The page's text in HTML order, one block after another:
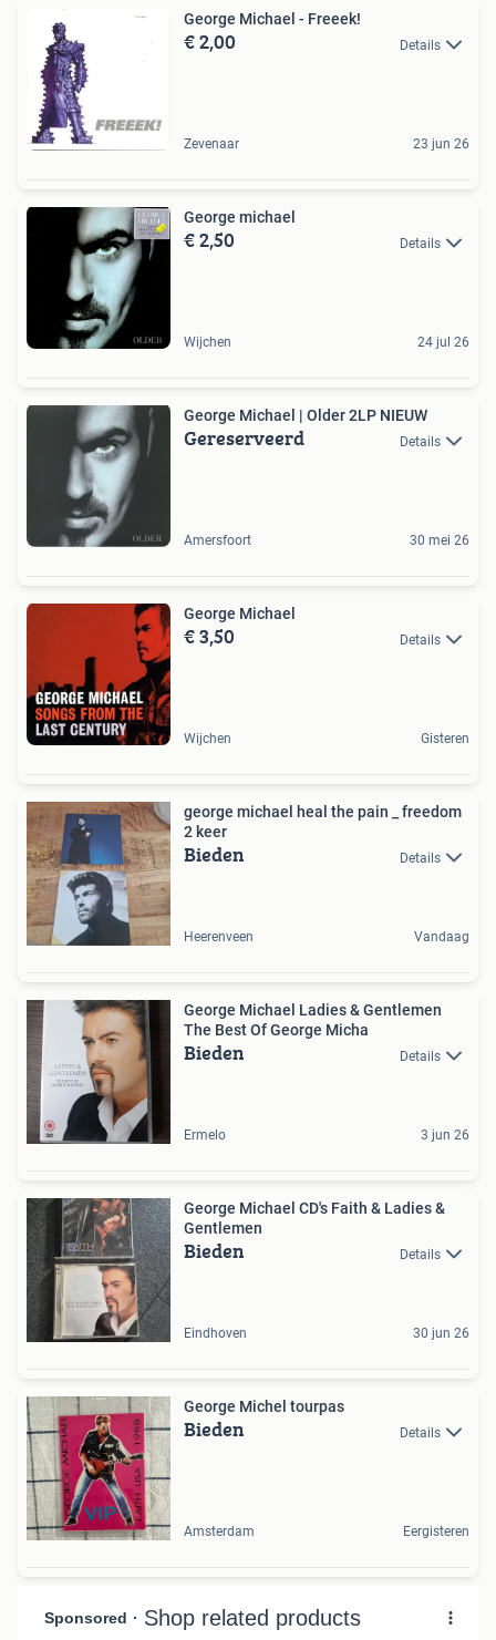
George Michael - Freeek!
€ 2,00 Details
Zevenaar 23 jun 26
George michael
€ 2,50 Details
Wijchen 24 jul 26
George Michael | Older 2LP NIEUW
Gereserveerd Details
Amersfoort 30 mei 26
George Michael
€ 3,50 Details
Wijchen Gisteren
george michael heal the pain _ freedom
2 keer
Bieden Details
Heerenveen Vandaag
George Michael Ladies & Gentlemen
The Best Of George Micha
Bieden Details
Ermelo 3 jun 26
George Michael CD's Faith & Ladies &
Gentlemen
Bieden Details
Eindhoven 30 jun 26
George Michel tourpas
Bieden Details
Amsterdam Eergisteren